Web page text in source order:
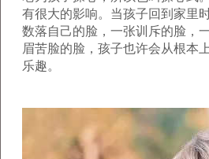
有很大的影响。当孩子回到家里
数落自己的脸，一张训斥的脸，
眉苦脸的脸，孩子也许会从根本
乐趣。